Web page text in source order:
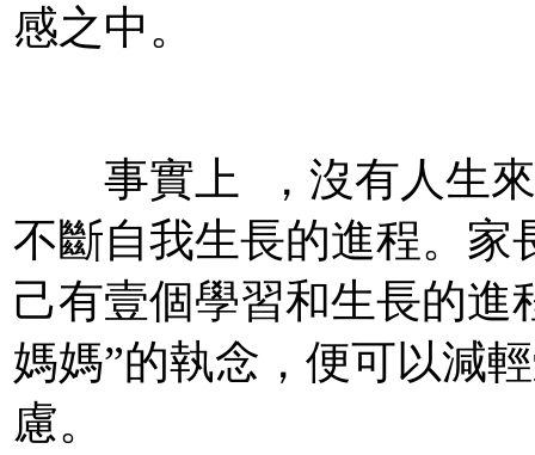
感之中。
事實上  ，沒有人生
不斷自我生長的進程。
己有壹個學習和生長的進程
媽媽”的執念，便可
慮。